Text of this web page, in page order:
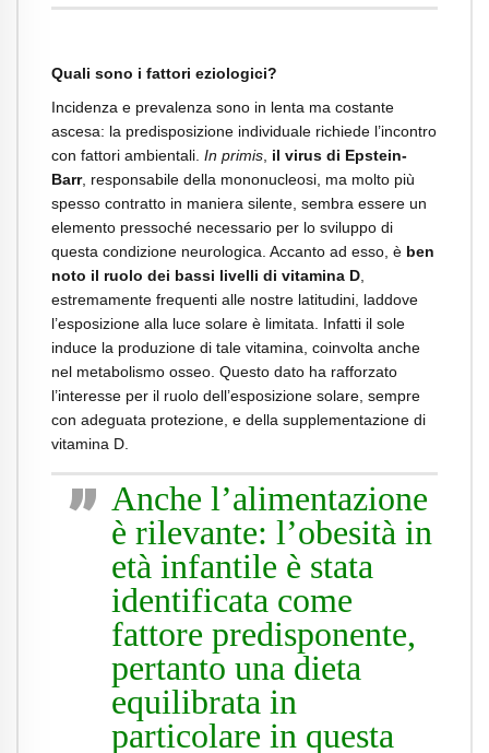
Quali sono i fattori eziologici?
Incidenza e prevalenza sono in lenta ma costante
ascesa: la predisposizione individuale richiede l’incontro
con fattori ambientali. In primis il virus di Epstein-
Barr, responsabile della mononucleosi, ma molto più
spesso contratto in maniera silente, sembra essere un
elemento pressoché necessario per lo sviluppo di
questa condizione neurologica. Accanto ad esso, è ben
noto il ruolo dei bassi livelli di vitamina D
estremamente frequenti alle nostre latitudini, laddove
l’esposizione alla luce solare è limitata. Infatti il sole
induce la produzione di tale vitamina, coinvolta anche
nel metabolismo osseo. Questo dato ha rafforzato
l’interesse per il ruolo dell’esposizione solare, sempre
con adeguata protezione, e della supplementazione di
vitamina D.
Anche l’alimentazione
è rilevante: l’obesità in
età infantile è stata
identificata come
fattore predisponente,
pertanto una dieta
equilibrata in
particolare in questa